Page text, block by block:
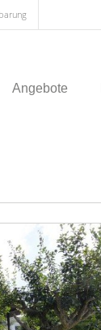
Angebote